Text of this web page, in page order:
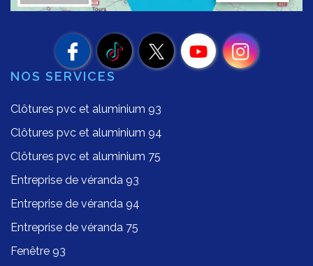
NOS SERVICES
Clôtures pvc et aluminium 93
Clôtures pvc et aluminium 94
Clôtures pvc et aluminium 75
Entreprise de véranda 93
Entreprise de véranda 94
Entreprise de véranda 75
Fenêtre 93